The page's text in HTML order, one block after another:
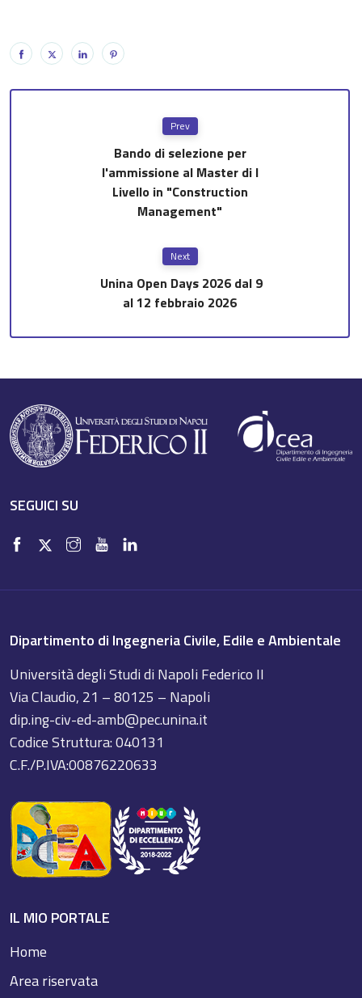
Prev
Bando di selezione per
l'ammissione al Master di I
Livello in "Construction
Management"
Next
Unina Open Days 2026 dal 9
al 12 febbraio 2026
SEGUICI SU
Dipartimento di Ingegneria Civile, Edile e Ambientale
Università degli Studi di Napoli Federico II
Via Claudio, 21 – 80125 – Napoli
dip.ing-civ-ed-amb@pec.unina.it
Codice Struttura: 040131
C.F./P.IVA:00876220633
IL MIO PORTALE
Home
Area riservata